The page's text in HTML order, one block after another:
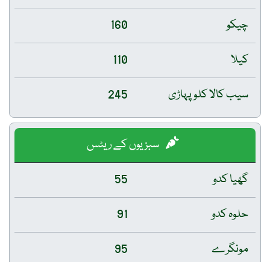
چیکو
160
کیلا
110
سیب کالا کلو پہاڑی
245
سبزیوں کے ریٹس
گھیا کدو
55
حلوہ کدو
91
مونگرے
95